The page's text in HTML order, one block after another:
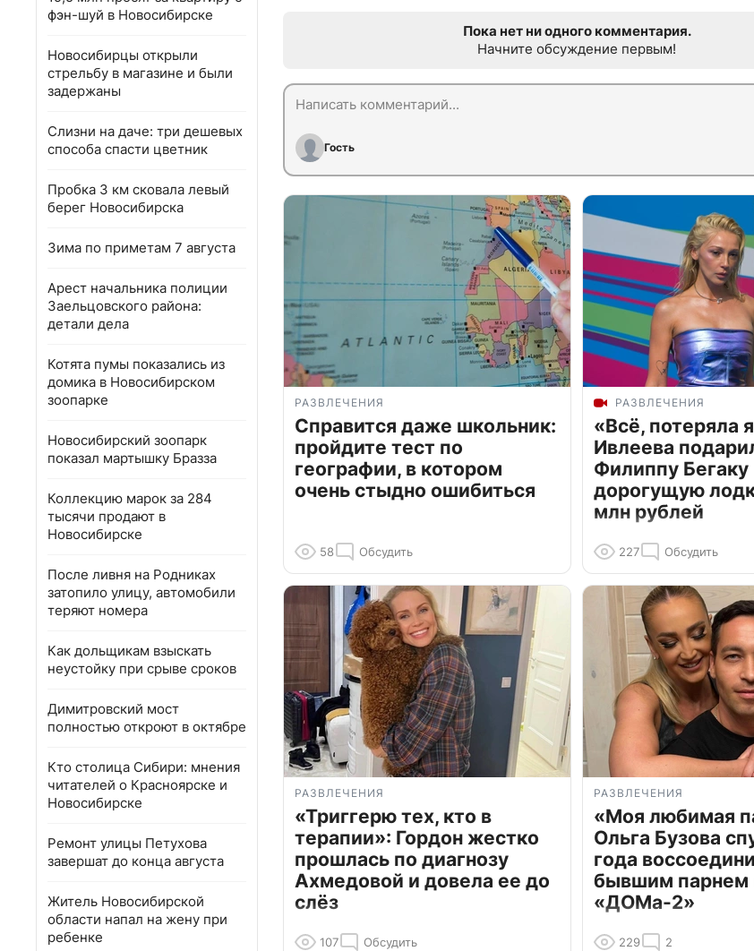
фэн-шуй в Новосибирске
Новосибирцы открыли
стрельбу в магазине и были
задержаны
Слизни на даче: три дешевых
способа спасти цветник
Пробка 3 км сковала левый
берег Новосибирска
Зима по приметам 7 августа
Арест начальника полиции
Заельцовского района:
детали дела
Котята пумы показались из
домика в Новосибирском
зоопарке
Новосибирский зоопарк
показал мартышку Бразза
Коллекцию марок за 284
тысячи продают в
Новосибирске
После ливня на Родниках
затопило улицу, автомобили
теряют номера
Как дольщикам взыскать
неустойку при срыве сроков
Димитровский мост
полностью откроют в октябре
Кто столица Сибири: мнения
читателей о Красноярске и
Новосибирске
Ремонт улицы Петухова
завершат до конца августа
Житель Новосибирской
области напал на жену при
ребенке
Пока нет ни одного комментария.
Начните обсуждение первым!
Гость
РАЗВЛЕЧЕНИЯ
Справится даже школьник:
пройдите тест по
географии, в котором
очень стыдно ошибиться
58 Обсудить
РАЗВЛЕЧЕНИЯ
«Всё, потеряла
Ивлеева
Филиппу Бегаку
дорогущую
млн рублей
227 Обсудить
РАЗВЛЕЧЕНИЯ
«Триггерю тех, кто в
терапии»: Гордон жестко
прошлась по диагнозу
Ахмедовой и довела ее до
слёз
107 Обсудить
РАЗВЛЕЧЕНИЯ
«Моя любимая
Ольга Бузова
года
бывшим парнем
«ДОМа-2»
229 2